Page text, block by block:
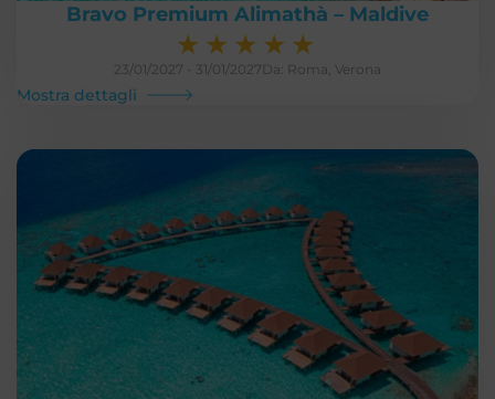
Bravo Premium Alimathà – Maldive
★ ★ ★ ★ ★
23/01/2027 - 31/01/2027 Da: Roma, Verona
Mostra dettagli